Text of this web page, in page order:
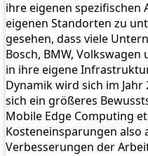
ihre eigenen spezifischen
eigenen Standorten zu
gesehen, dass viele
Bosch, BMW, Volkswagen
in ihre eigene
Dynamik wird sich im
sich ein größeres
Mobile Edge Computing
Kosteneinsparungen also
Verbesserungen der